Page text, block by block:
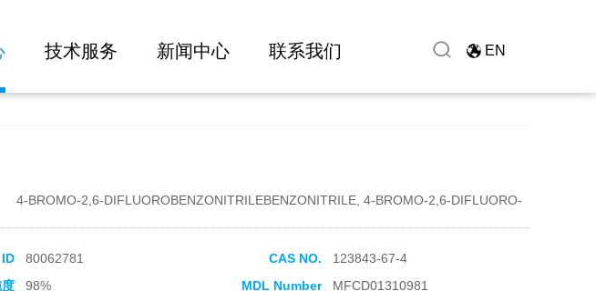
技术服务 新闻中心 联系我们 EN
4-BROMO-2,6-DIFLUOROBENZONITRILEBENZONITRILE, 4-BROMO-2,6-DIFLUORO-
80062781 CAS NO.
123843-67-4
98% MDL Number
MFCD01310981